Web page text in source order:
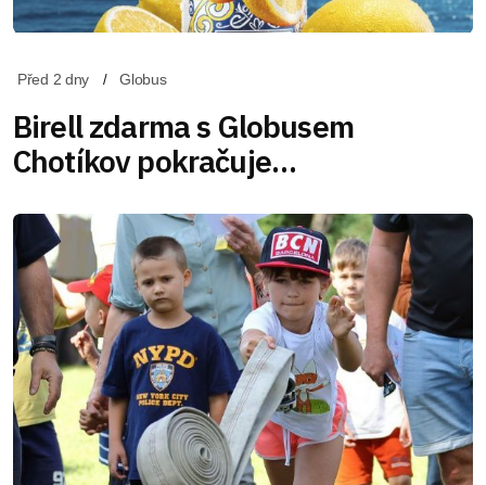
Před 2 dny Globus
Birell zdarma s Globusem
Chotíkov pokračuje…